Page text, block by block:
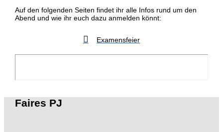
Auf den folgenden Seiten findet ihr alle Infos rund um den
Abend und wie ihr euch dazu anmelden könnt:
Examensfeier
Faires PJ